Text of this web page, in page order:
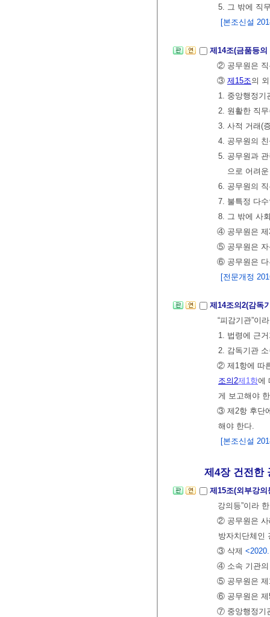
5. 그 밖에 직
[본조신설
제14조(금품등
② 공무원은 직
③ 제15조의
1. 중앙행정기
2. 원활한 직
3. 사적 거래(
4. 공무원의
5. 공무원과
으로 어려
6. 공무원의
7. 불특정 다
8. 그 밖에 사
④ 공무원은 제
⑤ 공무원은 자
⑥ 공무원은 다
[전문개정
제14조의2(감독
“피감기관”이
1. 법령에 근
2. 감독기관
② 제1항에 따
조의2제1항에
게 보고해야
③ 제2항 후단
해야 한다.
[본조신설
제4장 건전한
제15조(외부강
강의등”이라
② 공무원은 사
방자치단체인
③ 삭제
④ 소속 기관의
⑤ 공무원은 제
⑥ 공무원은 제
⑦ 중앙행정기